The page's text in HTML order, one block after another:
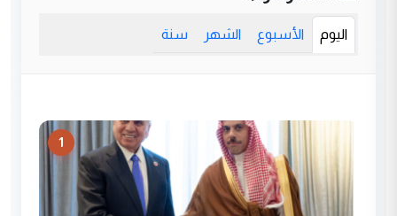
اليوم الأسبوع الشهر سنة
1